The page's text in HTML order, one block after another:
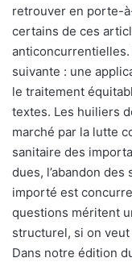
retrouver en porte-
certains de ces
anticoncurrentielles.
suivante : une
le traitement
textes. Les huiliers
marché par la lutte
sanitaire des
dues, l’abandon
importé est
questions méritent
structurel, si on
Dans notre édition